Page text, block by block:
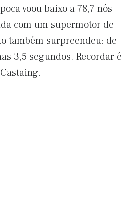
voou baixo a 78,7 nós
com um supermotor de
também surpreendeu: de
3,5 segundos. Recordar é